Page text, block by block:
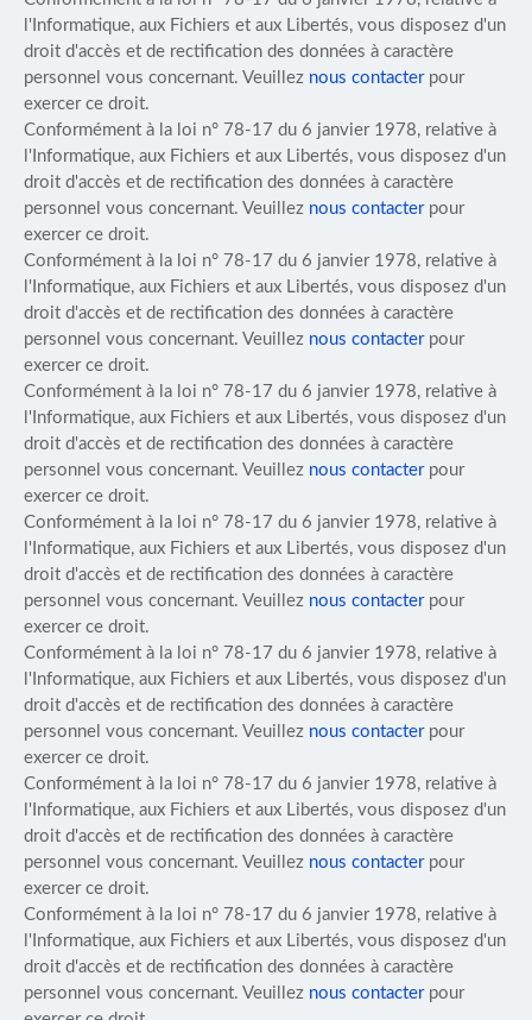
l'Informatique, aux Fichiers et aux Libertés, vous disposez d'un
droit d'accès et de rectification des données à caractère
personnel vous concernant. Veuillez nous contacterpour
exercer ce droit.
Conformément à la loi n° 78-17 du 6 janvier 1978, relative à
l'Informatique, aux Fichiers et aux Libertés, vous disposez d'un
droit d'accès et de rectification des données à caractère
personnel vous concernant. Veuillez nous contacterpour
exercer ce droit.
Conformément à la loi n° 78-17 du 6 janvier 1978, relative à
l'Informatique, aux Fichiers et aux Libertés, vous disposez d'un
droit d'accès et de rectification des données à caractère
personnel vous concernant. Veuillez nous contacterpour
exercer ce droit.
Conformément à la loi n° 78-17 du 6 janvier 1978, relative à
l'Informatique, aux Fichiers et aux Libertés, vous disposez d'un
droit d'accès et de rectification des données à caractère
personnel vous concernant. Veuillez nous contacterpour
exercer ce droit.
Conformément à la loi n° 78-17 du 6 janvier 1978, relative à
l'Informatique, aux Fichiers et aux Libertés, vous disposez d'un
droit d'accès et de rectification des données à caractère
personnel vous concernant. Veuillez nous contacterpour
exercer ce droit.
Conformément à la loi n° 78-17 du 6 janvier 1978, relative à
l'Informatique, aux Fichiers et aux Libertés, vous disposez d'un
droit d'accès et de rectification des données à caractère
personnel vous concernant. Veuillez nous contacterpour
exercer ce droit.
Conformément à la loi n° 78-17 du 6 janvier 1978, relative à
l'Informatique, aux Fichiers et aux Libertés, vous disposez d'un
droit d'accès et de rectification des données à caractère
personnel vous concernant. Veuillez nous contacterpour
exercer ce droit.
Conformément à la loi n° 78-17 du 6 janvier 1978, relative à
l'Informatique, aux Fichiers et aux Libertés, vous disposez d'un
droit d'accès et de rectification des données à caractère
personnel vous concernant. Veuillez nous contacterpour